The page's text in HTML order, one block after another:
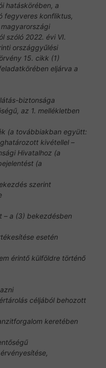
hatáskörében, a
fegyveres konfliktus,
szóló 2022. évi VI.
országgyűlési
15. cikk (1)
eljárva a
biztonsága
az 1. mellékletben
(a továbbiakban együtt:
kivétellel –
Hivatalhoz (a
(a
szerint
– a (3) bekezdésben
esetén
érintő külföldre történő
céljából behozott
keretében